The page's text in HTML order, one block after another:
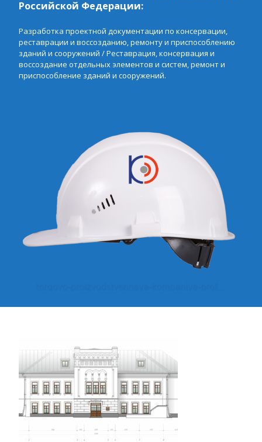
Российской Федерации:
Разработка проектной документации по консервации,
реставрации и воссозданию, ремонту и приспособлению
зданий и сооружений / Реставрация, консервация и
воссоздание отдельных элементов и систем, ремонт и
приспособление зданий и сооружений.